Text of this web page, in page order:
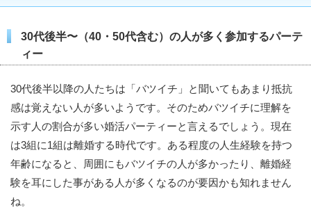
30代後半〜（40・50代含む）の人が多く参加するパーテ
ィー
30代後半以降の人たちは「バツイチ」と聞いてもあまり抵抗
感は覚えない人が多いようです。そのためバツイチに理解を
示す人の割合が多い婚活パーティーと言えるでしょう。現在
は3組に1組は離婚する時代です。ある程度の人生経験を持つ
年齢になると、周囲にもバツイチの人が多かったり、離婚経
験を耳にした事がある人が多くなるのが要因かも知れません
ね。